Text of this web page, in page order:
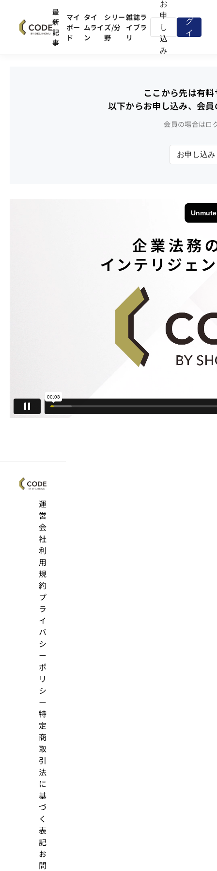
最
新
記
事
マイ
ボー
ド
タイ
ムライ
ン
シリー
ズ/分
野
雑誌ラ
イブラ
リ
お
申
し
込
み
グ
イ
ここから先は有
以下からお申し込み、会
会員の場合はロ
お申し込み
運
営
会
社
利
用
規
約
プ
ラ
イ
バ
シ
ー
ポ
リ
シ
ー
特
定
商
取
引
法
に
基
づ
く
表
記
お
問